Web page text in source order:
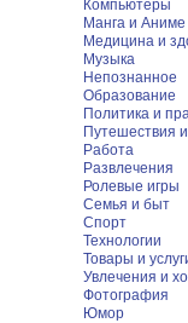
Компьютеры
Манга и Аниме
Медицина и
Музыка
Непознанное
Образование
Политика и
Путешествия
Работа
Развлечения
Ролевые игры
Семья и быт
Спорт
Технологии
Товары и
Увлечения и
Фотография
Юмор